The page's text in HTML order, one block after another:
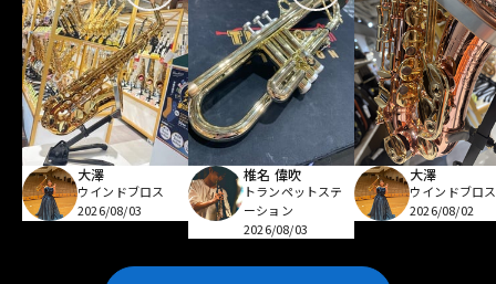
大澤
ウインドブロス
2026/08/03
椎名 偉吹
トランペットステ
ーション
2026/08/03
大澤
ウインドブロス
2026/08/02